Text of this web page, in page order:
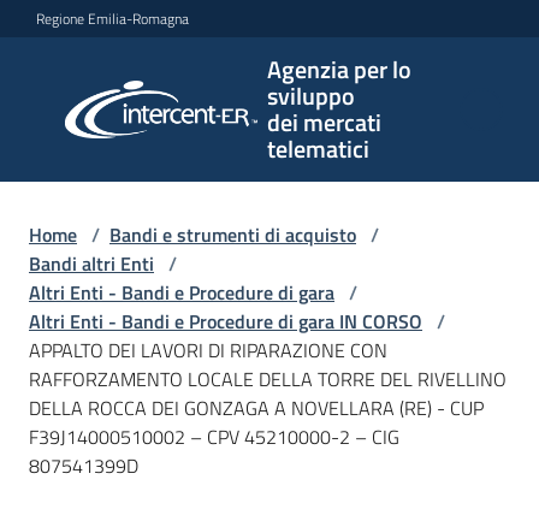
Vai al contenuto
Vai alla navigazione
Vai al footer
Regione Emilia-Romagna
Agenzia per lo
sviluppo
dei mercati
telematici
per lo
sviluppo
telematici
L'Agenzia
Bandi
e
Home / Bandi e strumenti di acquisto /
Bandi altri Enti /
Altri Enti - Bandi e Procedure di gara /
Altri Enti - Bandi e Procedure di gara IN CORSO /
APPALTO DEI LAVORI DI RIPARAZIONE CON
RAFFORZAMENTO LOCALE DELLA TORRE DEL RIVELLINO
DELLA ROCCA DEI GONZAGA A NOVELLARA (RE) - CUP
F39J14000510002 – CPV 45210000-2 – CIG
807541399D